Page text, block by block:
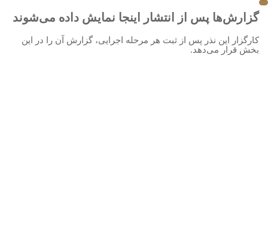
گزارش‌ها پس از انتشار اینجا نمایش داده می‌شوند
کارگزار این نذر پس از ثبت هر مرحله اجرایی، گزارش آن را در این
بخش قرار می‌دهد.